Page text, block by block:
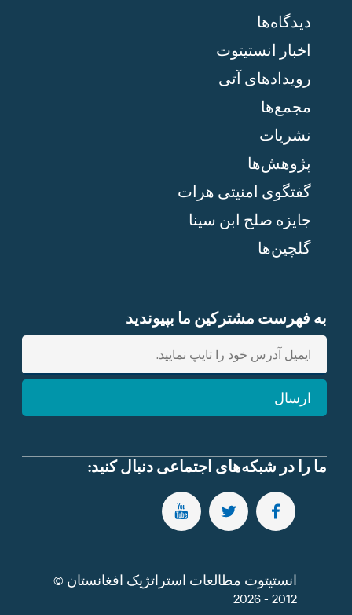
دیدگاه‌ها
اخبار انستیتوت
رویدادهای آتی
مجمع‌ها
نشریات
پژوهش‌ها
گفتگوی امنیتی هرات
جایزه صلح ابن سینا
گلچین‌ها
به فهرست مشترکین ما بپیوندید
E
t
m
ارسال
ما را در شبکه‌های اجتماعی دنبال کنید:
FOLLOW US ON FACEBOOK
FOLLOW US ON TWITTER
SUBSCRIBE TO OUR YOUTUBE CHANNEL
انستیتوت مطالعات استراتژیک افغانستان ©
2012 - 2026